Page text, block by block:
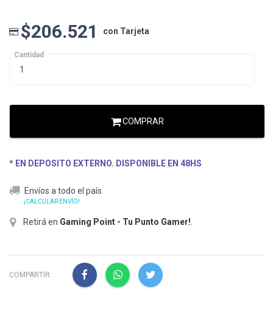
$206.521 con Tarjeta
Cantidad
COMPRAR
* EN DEPOSITO EXTERNO. DISPONIBLE EN 48HS
Envíos a todo el país
¡CALCULAR ENVÍO!
Retirá en Gaming Point - Tu Punto Gamer!
COMPARTIR: